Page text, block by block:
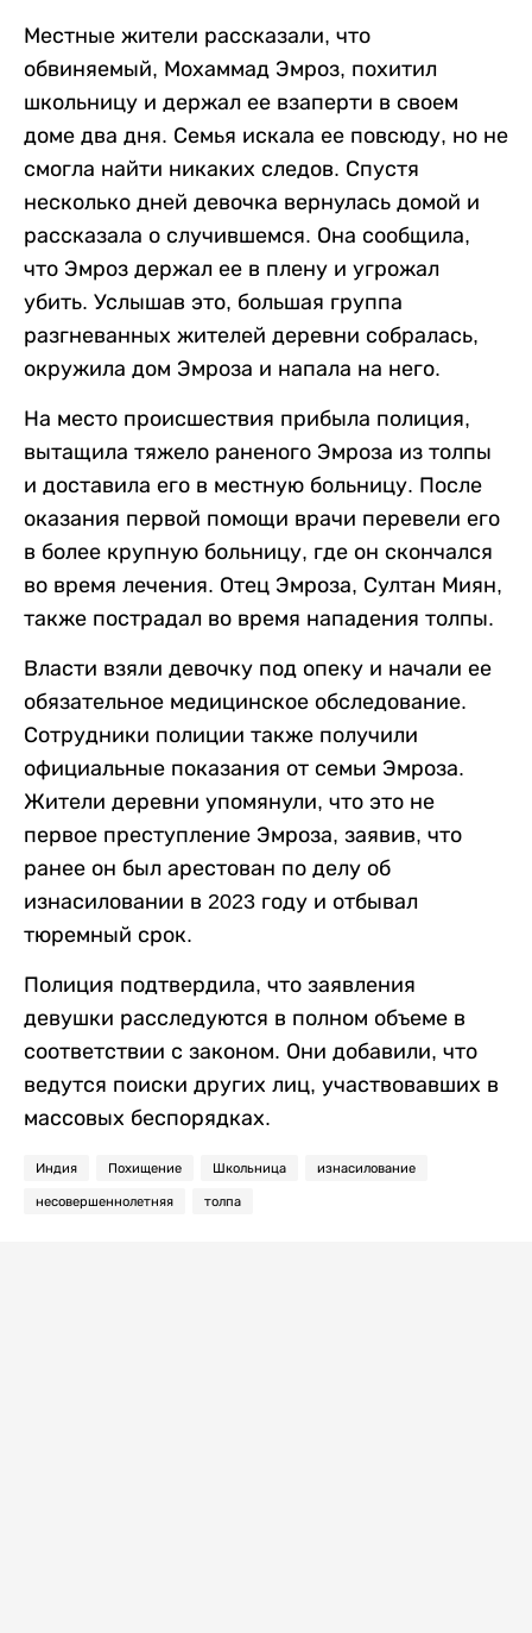
Местные жители рассказали, что
обвиняемый, Мохаммад Эмроз, похитил
школьницу и держал ее взаперти в своем
доме два дня. Семья искала ее повсюду, но не
смогла найти никаких следов. Спустя
несколько дней девочка вернулась домой и
рассказала о случившемся. Она сообщила,
что Эмроз держал ее в плену и угрожал
убить. Услышав это, большая группа
разгневанных жителей деревни собралась,
окружила дом Эмроза и напала на него.
На место происшествия прибыла полиция,
вытащила тяжело раненого Эмроза из толпы
и доставила его в местную больницу. После
оказания первой помощи врачи перевели его
в более крупную больницу, где он скончался
во время лечения. Отец Эмроза, Султан Миян,
также пострадал во время нападения толпы.
Власти взяли девочку под опеку и начали ее
обязательное медицинское обследование.
Сотрудники полиции также получили
официальные показания от семьи Эмроза.
Жители деревни упомянули, что это не
первое преступление Эмроза, заявив, что
ранее он был арестован по делу об
изнасиловании в 2023 году и отбывал
тюремный срок.
Полиция подтвердила, что заявления
девушки расследуются в полном объеме в
соответствии с законом. Они добавили, что
ведутся поиски других лиц, участвовавших в
массовых беспорядках.
Индия Похищение Школьница изнасилование
несовершеннолетняя толпа